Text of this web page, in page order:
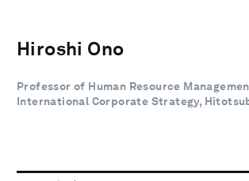
Hiroshi Ono
Professor of Human Resource
International Corporate Strategy,